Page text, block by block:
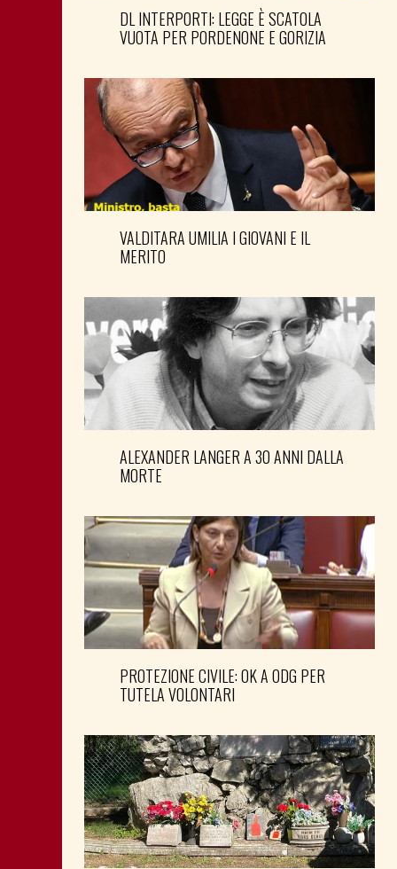
DL INTERPORTI: LEGGE È SCATOLA
VUOTA PER PORDENONE E GORIZIA
VALDITARA UMILIA I GIOVANI E IL
MERITO
ALEXANDER LANGER A 30 ANNI DALLA
MORTE
PROTEZIONE CIVILE: OK A ODG PER
TUTELA VOLONTARI